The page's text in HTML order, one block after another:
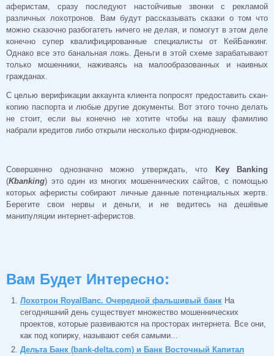
аферистам, сразу последуют настойчивые звонки с рекламой
различных лохотронов. Вам будут рассказывать сказки о том что
можно сказочно разбогатеть ничего не делая, и помогут в этом деле
конечно супер квалифицированные специалисты от КейБанкинг.
Однако все это банальная ложь. Деньги в этой схеме зарабатывают
только мошенники, наживаясь на малообразованных и наивных
гражданах.
С целью верификации аккаунта клиента попросят предоставить скан-
копию паспорта и любые другие документы. Вот этого точно делать
не стоит, если вы конечно не хотите чтобы на вашу фамилию
набрали кредитов либо открыли несколько фирм-однодневок.
Совершенно однозначно можно утверждать, что
Key Banking
(Kbanking) это один из многих мошеннических сайтов, с помощью
которых аферисты собирают личные данные потенциальных жертв.
Берегите свои нервы и деньги, и не ведитесь на дешёвые
манипуляции интернет-аферистов.
Вам Будет Интересно:
Лохотрон RoyalBanc. Очередной фальшивый банк На
сегодняшний день существует множество мошеннических
проектов, которые развиваются на просторах интернета. Все они,
как под копирку, называют себя самыми...
Дельта Банк (bank-delta.com) и Банк Восточный Капитал